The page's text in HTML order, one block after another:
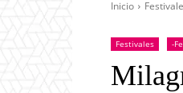
Inicio
Festivales -